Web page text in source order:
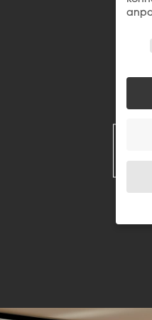
Wir
und